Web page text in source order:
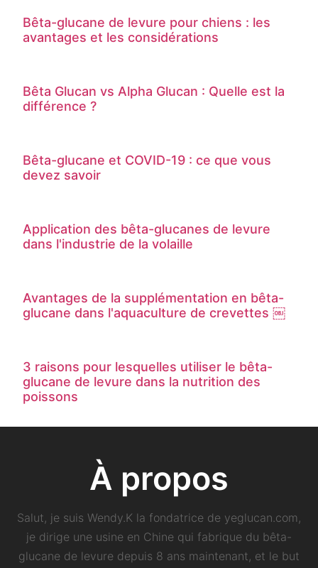
Bêta-glucane de levure pour chiens : les
avantages et les considérations
Bêta Glucan vs Alpha Glucan : Quelle est la
différence ?
Bêta-glucane et COVID-19 : ce que vous
devez savoir
Application des bêta-glucanes de levure
dans l'industrie de la volaille
Avantages de la supplémentation en bêta-
glucane dans l'aquaculture de crevettes ￼
3 raisons pour lesquelles utiliser le bêta-
glucane de levure dans la nutrition des
poissons
À propos
Salut, je suis Wendy.K la fondatrice de yeglucan.com,
je dirige une usine en Chine qui fabrique du bêta-
glucane de levure depuis 8 ans maintenant, et le but